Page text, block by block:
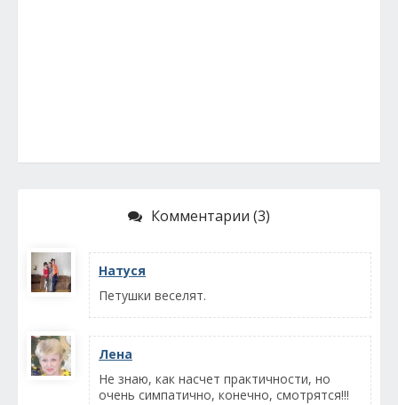
Комментарии (3)
Натуся
Петушки веселят.
Лена
Не знаю, как насчет практичности, но
очень симпатично, конечно, смотрятся!!!